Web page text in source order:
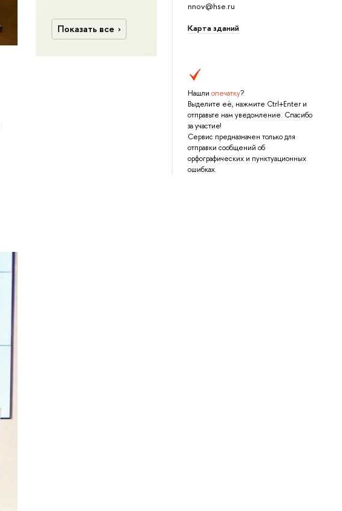
nnov@hse.ru
Карта зданий
Нашли опечатку?
Выделите её, нажмите Ctrl+Enter и
отправьте нам уведомление. Спасибо
за участие!
Сервис предназначен только для
отправки сообщений об
орфографических и пунктуационных
ошибках.
Показать все